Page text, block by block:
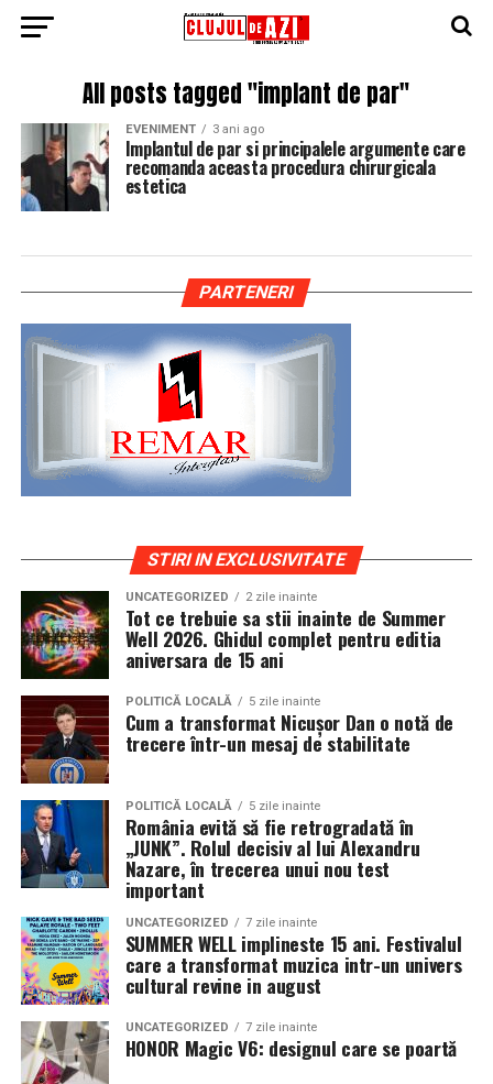
All posts tagged "implant de par"
EVENIMENT 3 ani ago
Implantul de par si principalele argumente care
recomanda aceasta procedura chirurgicala
estetica
PARTENERI
STIRI IN EXCLUSIVITATE
UNCATEGORIZED 2 zile inainte
Tot ce trebuie sa stii inainte de Summer
Well 2026. Ghidul complet pentru editia
aniversara de 15 ani
POLITICĂ LOCALĂ 5 zile inainte
Cum a transformat Nicușor Dan o notă de
trecere într-un mesaj de stabilitate
POLITICĂ LOCALĂ 5 zile inainte
România evită să fie retrogradată în
„JUNK”. Rolul decisiv al lui Alexandru
Nazare, în trecerea unui nou test
important
UNCATEGORIZED 7 zile inainte
SUMMER WELL implineste 15 ani. Festivalul
care a transformat muzica intr-un univers
cultural revine in august
UNCATEGORIZED 7 zile inainte
HONOR Magic V6: designul care se poartă